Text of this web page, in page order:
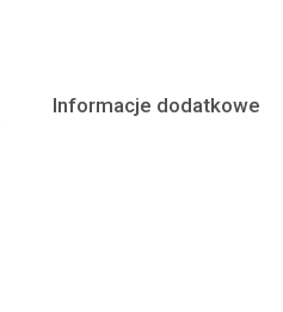
Informacje dodatkowe